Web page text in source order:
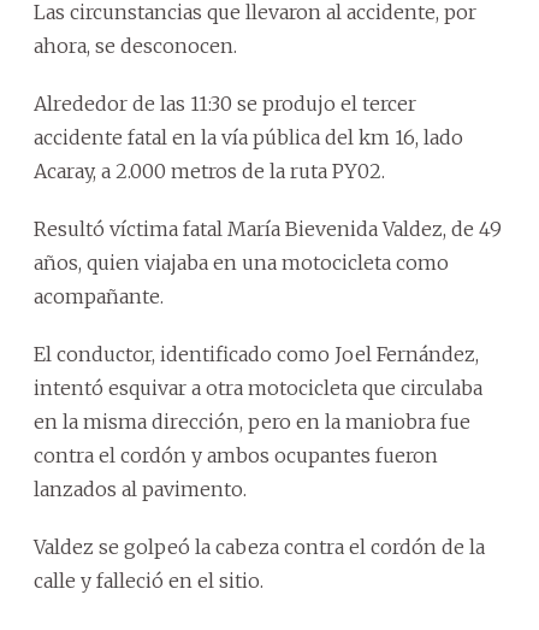
Las circunstancias que llevaron al accidente, por
ahora, se desconocen.
Alrededor de las 11:30 se produjo el tercer
accidente fatal en la vía pública del km 16, lado
Acaray, a 2.000 metros de la ruta PY02.
Resultó víctima fatal María Bievenida Valdez, de 49
años, quien viajaba en una motocicleta como
acompañante.
El conductor, identificado como Joel Fernández,
intentó esquivar a otra motocicleta que circulaba
en la misma dirección, pero en la maniobra fue
contra el cordón y ambos ocupantes fueron
lanzados al pavimento.
Valdez se golpeó la cabeza contra el cordón de la
calle y falleció en el sitio.